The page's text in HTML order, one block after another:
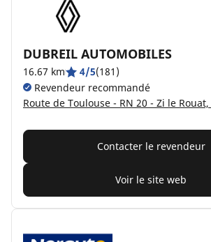
DUBREIL AUTOMOBILES
16.67 km 4/5(181)
Revendeur recommandé
Contacter le revendeur
Voir le site web